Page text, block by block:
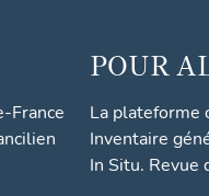
France
POUR
La plateforme
Inventaire
In Situ. Revue